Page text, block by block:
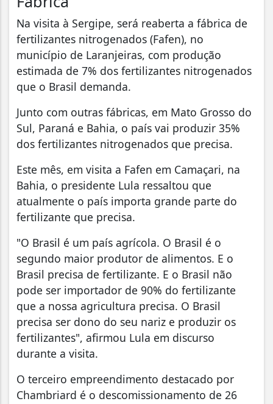
Na visita à Sergipe, será reaberta a fábrica de
fertilizantes nitrogenados (Fafen), no
município de Laranjeiras, com produção
estimada de 7% dos fertilizantes nitrogenados
que o Brasil demanda.
Junto com outras fábricas, em Mato Grosso do
Sul, Paraná e Bahia, o país vai produzir 35%
dos fertilizantes nitrogenados que precisa.
Este mês, em visita a Fafen em Camaçari, na
Bahia, o presidente Lula ressaltou que
atualmente o país importa grande parte do
fertilizante que precisa.
"O Brasil é um país agrícola. O Brasil é o
segundo maior produtor de alimentos. E o
Brasil precisa de fertilizante. E o Brasil não
pode ser importador de 90% do fertilizante
que a nossa agricultura precisa. O Brasil
precisa ser dono do seu nariz e produzir os
fertilizantes", afirmou Lula em discurso
durante a visita.
O terceiro empreendimento destacado por
Chambriard é o descomissionamento de 26